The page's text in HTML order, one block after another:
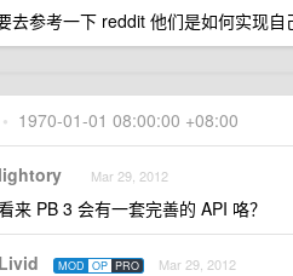
去参考一下 reddit 他们是如何实现自
• 1970-01-01 08:00:00 +08:00
lightory Mar 29, 2012
来 PB 3 会有一套完善的 API 咯？
Livid MOD OP PRO Mar 29, 2012